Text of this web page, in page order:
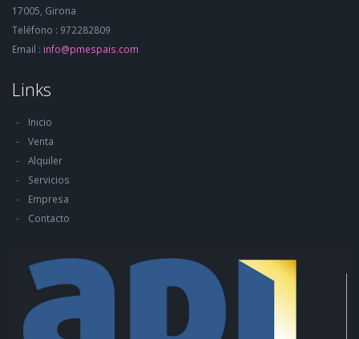
17005, Girona
Teléfono : 972282809
Email : info@pmespais.com
Links
Inicio
Venta
Alquiler
Servicios
Empresa
Contacto